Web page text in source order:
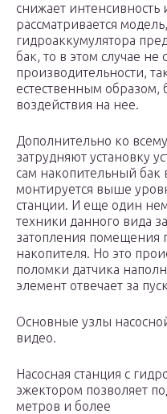
снижает интенсивность
рассматривается
гидроаккумулятора
бак, то в этом случае
производительности,
естественным образом,
воздействия на нее.
Дополнительно ко
затрудняют установку
сам накопительный бак
монтируется выше
станции. И еще один
техники данного вида
затопления помещения
накопителя. Но это
поломки датчика
элемент отвечает за
Основные узлы
видео.
Насосная станция с
эжектором позволяет
метров и более